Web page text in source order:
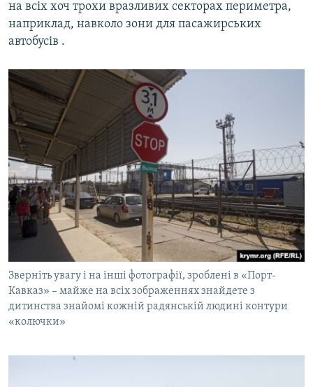
на всіх хоч трохи вразливих секторах периметра,
наприклад, навколо зони для пасажирських
автобусів .
Зверніть увагу і на інші фотографії, зроблені в «Порт-
Кавказ» – майже на всіх зображеннях знайдете з
дитинства знайомі кожній радянській людині контури
«колючки»